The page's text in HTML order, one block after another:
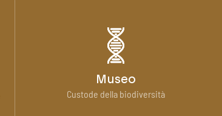
Museo
Custode della biodiversità